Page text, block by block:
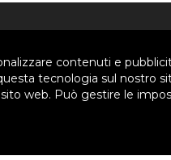
contenuti e
tecnologia sul nostro
web. Può gestire le